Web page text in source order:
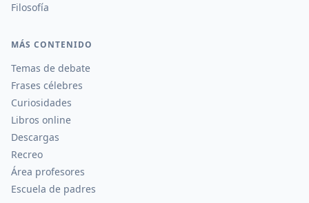
Filosofía
MÁS CONTENIDO
Temas de debate
Frases célebres
Curiosidades
Libros online
Descargas
Recreo
Área profesores
Escuela de padres